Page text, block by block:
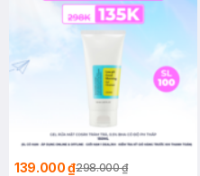
139.000 ₫298.000 ₫